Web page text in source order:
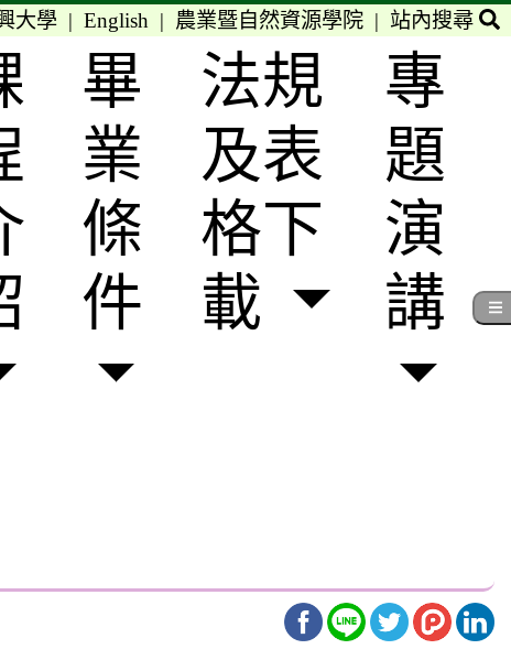
大學| English | 農業暨自然資源學院| 站內搜尋
畢
業
條
件
法規
及表
格下
載
專
題
演
講